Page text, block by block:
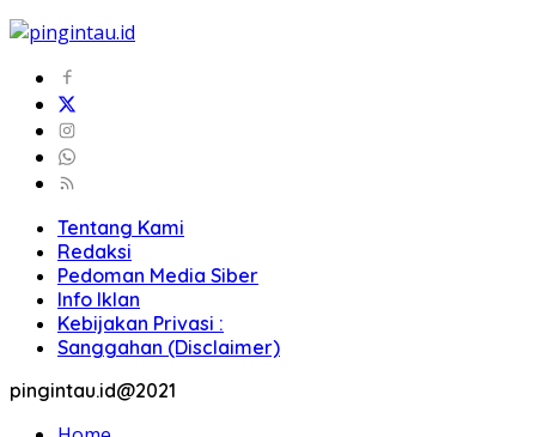
Tentang Kami
Redaksi
Pedoman Media Siber
Info Iklan
Kebijakan Privasi :
Sanggahan (Disclaimer)
pingintau.id@2021